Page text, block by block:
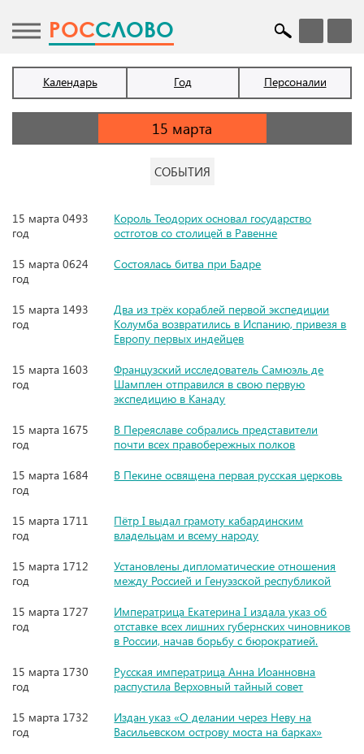
POCСЛОВО
Календарь Год Персоналии
СОБЫТИЯ
15 марта 0493
год
Король Теодорих основал государство
остготов со столицей в Равенне
15 марта 0624
год
Состоялась битва при Бадре
15 марта 1493
год
Два из трёх кораблей первой экспедиции
Колумба возвратились в Испанию, привезя в
Европу первых индейцев
15 марта 1603
год
Французский исследователь Самюэль де
Шамплен отправился в свою первую
экспедицию в Канаду
15 марта 1675
год
В Переяславе собрались представители
почти всех правобережных полков
15 марта 1684
год
В Пекине освящена первая русская церковь
15 марта 1711
год
Пётр I выдал грамоту кабардинским
владельцам и всему народу
15 марта 1712
год
Установлены дипломатические отношения
между Россией и Генуэзской республикой
15 марта 1727
год
Императрица Екатерина I издала указ об
отставке всех лишних губернских чиновников
в России, начав борьбу с бюрократией.
15 марта 1730
год
Русская императрица Анна Иоанновна
распустила Верховный тайный совет
15 марта 1732
год
Издан указ «О делании через Неву на
Васильевском острову моста на барках»